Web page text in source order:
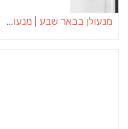
מנעולן בבאר שבע | מנעולן באופקים | ויטלי המנעולן